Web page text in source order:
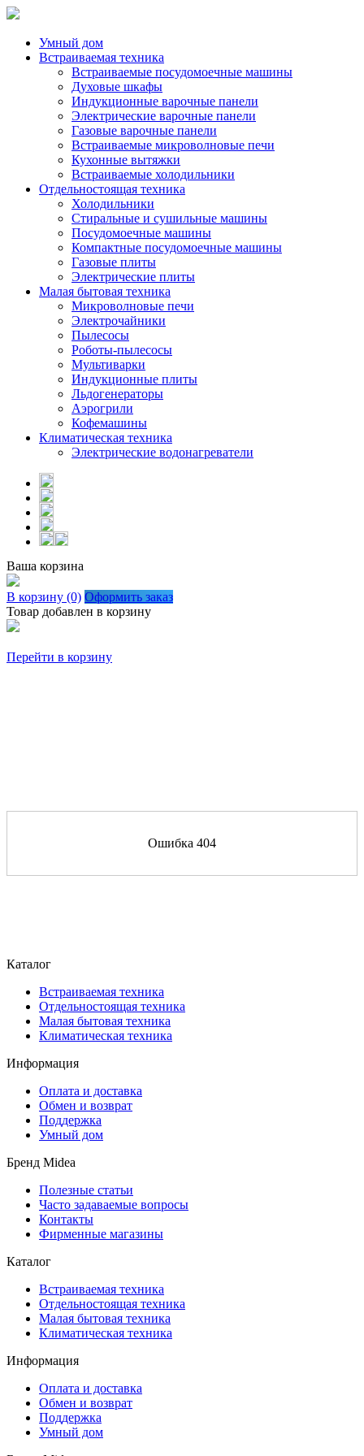
Умный дом
Встраиваемая техника
Встраиваемые посудомоечные машины
Духовые шкафы
Индукционные варочные панели
Электрические варочные панели
Газовые варочные панели
Встраиваемые микроволновые печи
Кухонные вытяжки
Встраиваемые холодильники
Отдельностоящая техника
Холодильники
Стиральные и сушильные машины
Посудомоечные машины
Компактные посудомоечные машины
Газовые плиты
Электрические плиты
Малая бытовая техника
Микроволновые печи
Электрочайники
Пылесосы
Роботы-пылесосы
Мультиварки
Индукционные плиты
Льдогенераторы
Аэрогрили
Кофемашины
Климатическая техника
Электрические водонагреватели
Ваша корзина
В корзину (0) Оформить заказ
Товар добавлен в корзину
Перейти в корзину
Ошибка 404
Каталог
Встраиваемая техника
Отдельностоящая техника
Малая бытовая техника
Климатическая техника
Информация
Оплата и доставка
Обмен и возврат
Поддержка
Умный дом
Бренд Midea
Полезные статьи
Часто задаваемые вопросы
Контакты
Фирменные магазины
Каталог
Встраиваемая техника
Отдельностоящая техника
Малая бытовая техника
Климатическая техника
Информация
Оплата и доставка
Обмен и возврат
Поддержка
Умный дом